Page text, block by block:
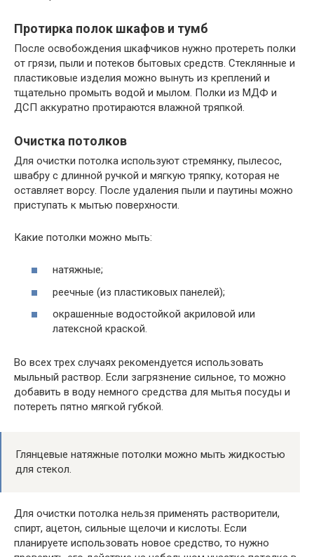
Протирка полок шкафов и тумб
После освобождения шкафчиков нужно протереть полки
от грязи, пыли и потеков бытовых средств. Стеклянные и
пластиковые изделия можно вынуть из креплений и
тщательно промыть водой и мылом. Полки из МДФ и
ДСП аккуратно протираются влажной тряпкой.
Очистка потолков
Для очистки потолка используют стремянку, пылесос,
швабру с длинной ручкой и мягкую тряпку, которая не
оставляет ворсу. После удаления пыли и паутины можно
приступать к мытью поверхности.
Какие потолки можно мыть:
натяжные;
реечные (из пластиковых панелей);
окрашенные водостойкой акриловой или
латексной краской.
Во всех трех случаях рекомендуется использовать
мыльный раствор. Если загрязнение сильное, то можно
добавить в воду немного средства для мытья посуды и
потереть пятно мягкой губкой.
Глянцевые натяжные потолки можно мыть жидкостью
для стекол.
Для очистки потолка нельзя применять растворители,
спирт, ацетон, сильные щелочи и кислоты. Если
планируете использовать новое средство, то нужно